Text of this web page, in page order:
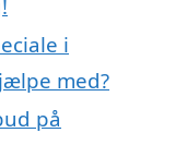
i
med?
på